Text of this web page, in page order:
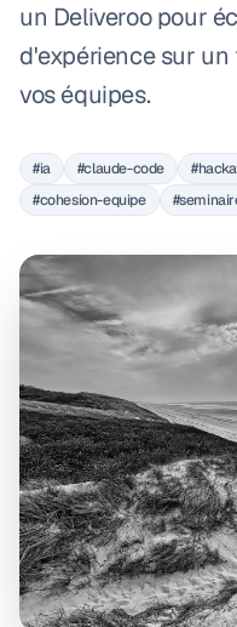
un Deliveroo pour
d'expérience sur
vos équipes.
#ia #claude-code
#cohesion-equipe